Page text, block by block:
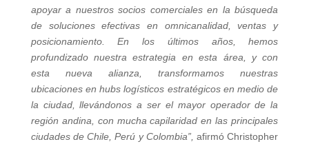
apoyar a nuestros socios comerciales en la búsqueda
de soluciones efectivas en omnicanalidad, ventas y
posicionamiento. En los últimos años, hemos
profundizado nuestra estrategia en esta área, y con
esta nueva alianza, transformamos nuestras
ubicaciones en hubs logísticos estratégicos en medio de
la ciudad, llevándonos a ser el mayor operador de la
región andina, con mucha capilaridad en las principales
ciudades de Chile, Perú y Colombia”, afirmó Christopher